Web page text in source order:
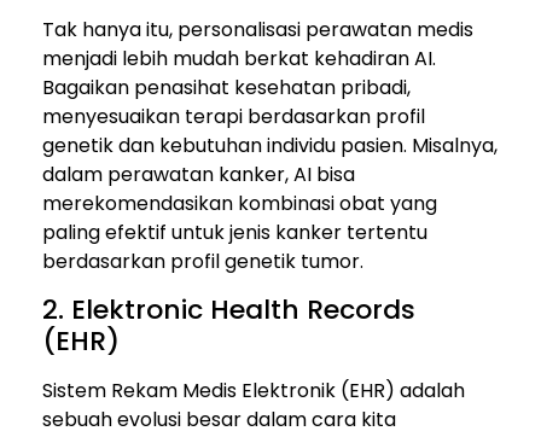
Tak hanya itu, personalisasi perawatan medis
menjadi lebih mudah berkat kehadiran AI.
Bagaikan penasihat kesehatan pribadi,
menyesuaikan terapi berdasarkan profil
genetik dan kebutuhan individu pasien. Misalnya,
dalam perawatan kanker, AI bisa
merekomendasikan kombinasi obat yang
paling efektif untuk jenis kanker tertentu
berdasarkan profil genetik tumor.
2. Elektronic Health Records
(EHR)
Sistem Rekam Medis Elektronik (EHR) adalah
sebuah evolusi besar dalam cara kita